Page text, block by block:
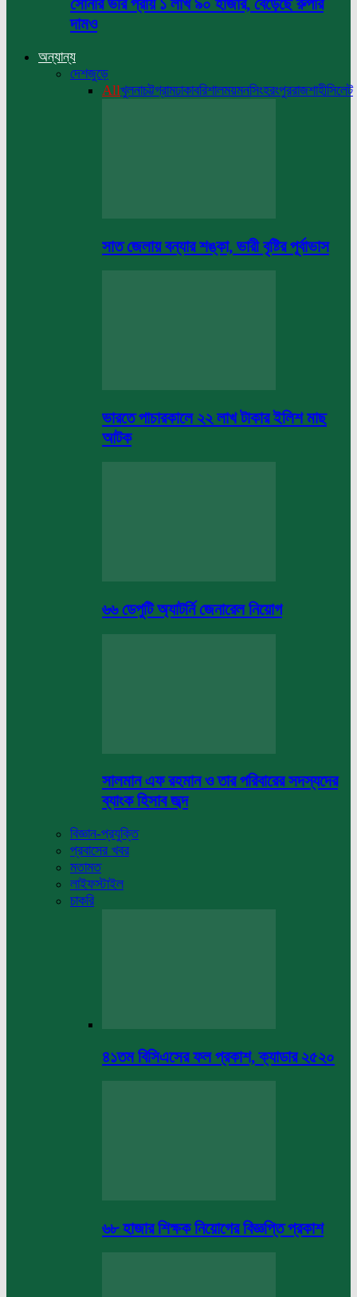
সোনার ভরি প্রায় ১ লাখ ৯০ হাজার, বেড়েছে রুপার
দামও
অন্যান্য
দেশজুড়ে
Allখুলনাচট্টগ্রামঢাকাবরিশালময়মনসিংহরংপুররাজশাহীসিলেট
সাত জেলায় বন্যার শঙ্কা, ভারী বৃষ্টির পূর্বাভাস
ভারতে পাচারকালে ২২ লাখ টাকার ইলিশ মাছ
আটক
৬৬ ডেপুটি অ্যাটর্নি জেনারেল নিয়োগ
সালমান এফ রহমান ও তার পরিবারের সদস্যদের
ব্যাংক হিসাব জব্দ
বিজ্ঞান-প্রযুক্তি
প্রবাসের খবর
মতামত
লাইফস্টাইল
চাকরি
৪১তম বিসিএসের ফল প্রকাশ, ক্যাডার ২৫২০
৬৮ হাজার শিক্ষক নিয়োগের বিজ্ঞপ্তি প্রকাশ